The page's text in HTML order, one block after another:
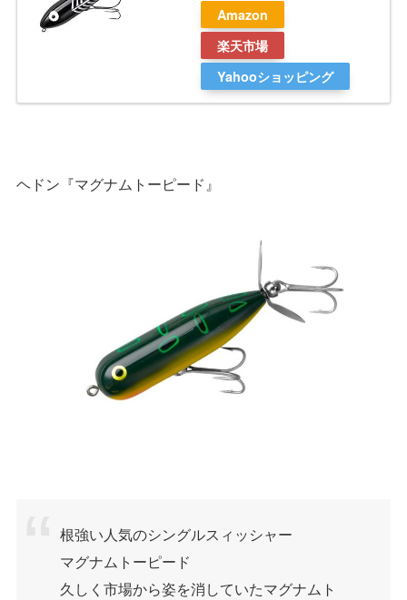
Amazon
楽天市場
Yahooショッピング
ヘドン『マグナムトーピード』
根強い人気のシングルスィッシャー
マグナムトーピード
久しく市場から姿を消していたマグナムト